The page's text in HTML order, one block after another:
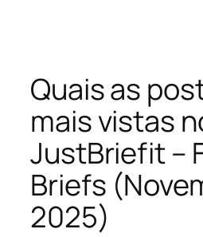
Quais as
mais vistas
JustBriefit –
Briefs
2025)